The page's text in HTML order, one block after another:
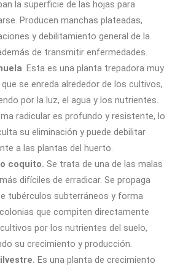
la superficie de las hojas para
Producen manchas plateadas,
y debilitamiento general de la
de transmitir enfermedades.
. Esta es una planta trepadora muy
que se enreda alrededor de los cultivos,
por la luz, el agua y los nutrientes.
radicular es profundo y resistente, lo
su eliminación y puede debilitar
a las plantas del huerto.
coquito. Se trata de una de las malas
difíciles de erradicar. Se propaga
tubérculos subterráneos y forma
que compiten directamente
por los nutrientes del suelo,
su crecimiento y producción.
Es una planta de crecimiento